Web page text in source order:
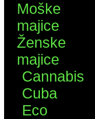
Moške
majice
Ženske
majice
Cannabis
Cuba
Eco